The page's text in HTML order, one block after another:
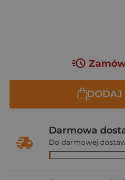
DODAJ
Darmowa
Do darmowej